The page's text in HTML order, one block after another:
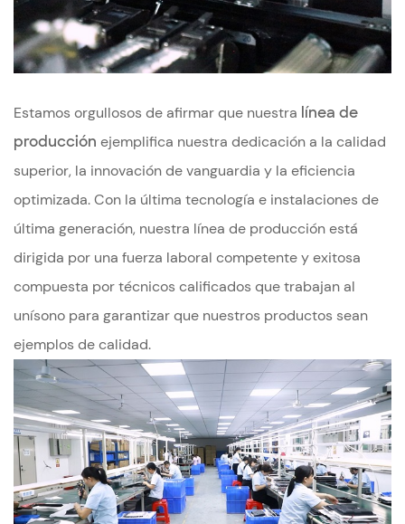
Estamos orgullosos de afirmar que nuestra línea de
producción ejemplifica nuestra dedicación a la calidad
superior, la innovación de vanguardia y la eficiencia
optimizada. Con la última tecnología e instalaciones de
última generación, nuestra línea de producción está
dirigida por una fuerza laboral competente y exitosa
compuesta por técnicos calificados que trabajan al
unísono para garantizar que nuestros productos sean
ejemplos de calidad.